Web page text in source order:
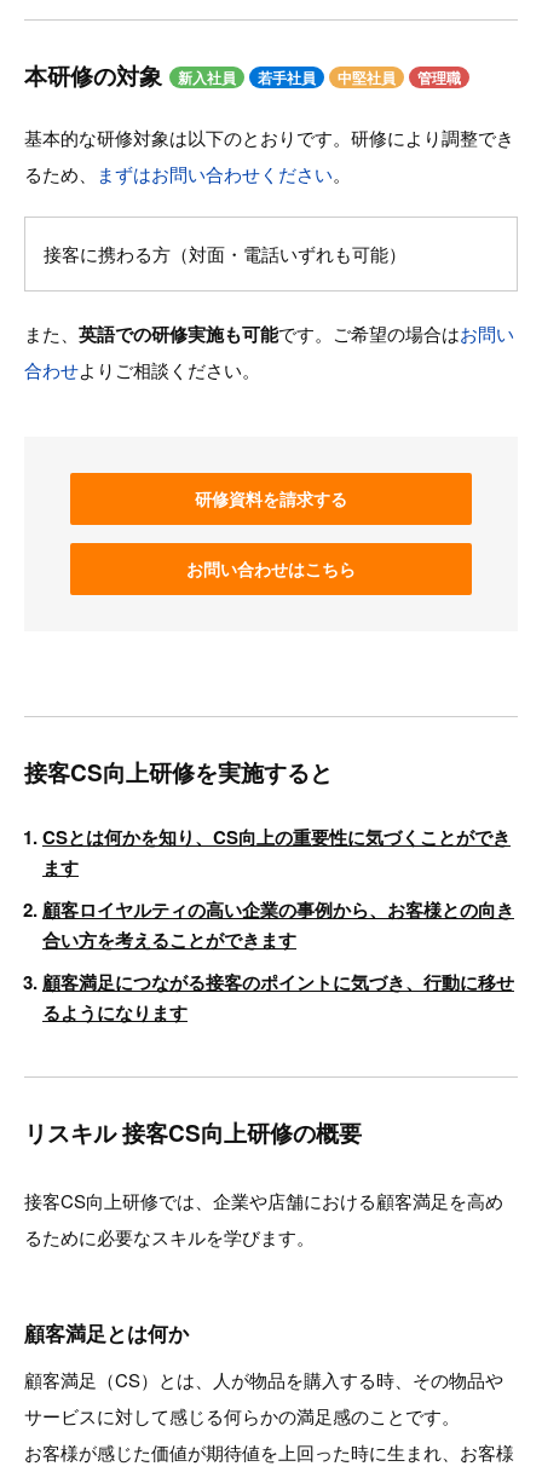
本研修の対象 新入社員 若手社員 中堅社員 管理職
基本的な研修対象は以下のとおりです。研修により調整でき
るため、
まずはお問い合わせください。
接客に携わる方（対面・電話いずれも可能）
また、 英語での研修実施も可能です。ご希望の場合はお問い
合わせよりご相談ください。
研修資料を請求する
お問い合わせはこちら
接客CS向上研修を実施すると
CSとは何かを知り、CS向上の重要性に気づくことができ
ます
顧客ロイヤルティの高い企業の事例から、お客様との向き
合い方を考えることができます
顧客満足につながる接客のポイントに気づき、行動に移せ
るようになります
リスキル 接客CS向上研修の概要
接客CS向上研修では、企業や店舗における顧客満足を高め
るために必要なスキルを学びます。
顧客満足とは何か
顧客満足（CS）とは、人が物品を購入する時、その物品や
サービスに対して感じる何らかの満足感のことです。
お客様が感じた価値が期待値を上回った時に生まれ、お客様